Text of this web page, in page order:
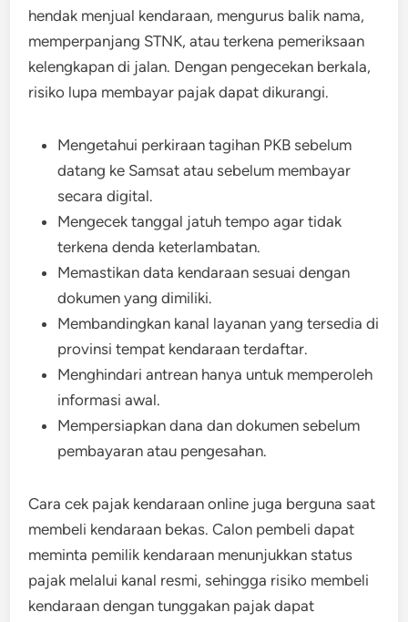
hendak menjual kendaraan, mengurus balik nama,
memperpanjang STNK, atau terkena pemeriksaan
kelengkapan di jalan. Dengan pengecekan berkala,
risiko lupa membayar pajak dapat dikurangi.
Mengetahui perkiraan tagihan PKB sebelum
datang ke Samsat atau sebelum membayar
secara digital.
Mengecek tanggal jatuh tempo agar tidak
terkena denda keterlambatan.
Memastikan data kendaraan sesuai dengan
dokumen yang dimiliki.
Membandingkan kanal layanan yang tersedia di
provinsi tempat kendaraan terdaftar.
Menghindari antrean hanya untuk memperoleh
informasi awal.
Mempersiapkan dana dan dokumen sebelum
pembayaran atau pengesahan.
Cara cek pajak kendaraan online juga berguna saat
membeli kendaraan bekas. Calon pembeli dapat
meminta pemilik kendaraan menunjukkan status
pajak melalui kanal resmi, sehingga risiko membeli
kendaraan dengan tunggakan pajak dapat